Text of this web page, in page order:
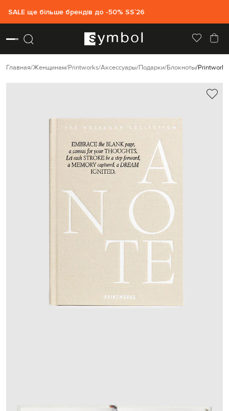
SALE ще більше брендів до -50% SS`26
Главная Женщинам Printworks Аксессуары Подарки Блокноты